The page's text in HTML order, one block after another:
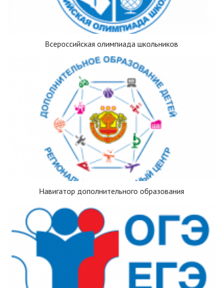
Всероссийская олимпиада школьников
Навигатор дополнительного образования